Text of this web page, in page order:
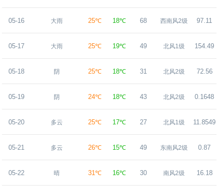
05-16 大雨 25℃ 18℃ 68 西南风2级 97.11
05-17 大雨 25℃ 19℃ 49 北风1级 154.49
05-18 阴 25℃ 18℃ 31 北风2级 72.56
05-19 阴 24℃ 18℃ 43 北风2级 0.1648
05-20 多云 25℃ 17℃ 27 北风1级 11.8549
05-21 多云 26℃ 15℃ 49 东南风2级 0.87
05-22 晴 31℃ 16℃ 30 南风2级 16.18